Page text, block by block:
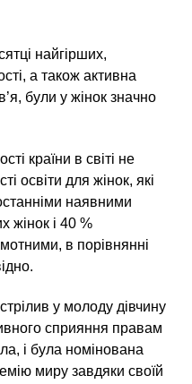
найгірших,
а також активна
були у жінок значно
країни в світі не
освіти для жінок, які
наявними
жінок і 40 %
в порівнянні
у молоду дівчину
сприяння правам
і була номінована
миру завдяки своїй